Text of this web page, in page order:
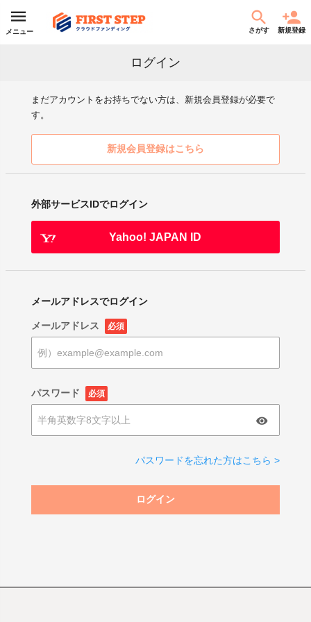
メニュー さがす 新規登録
ログイン
まだアカウントをお持ちでない方は、新規会員登録が必要で
す。
新規会員登録はこちら
外部サービスIDでログイン
Yahoo! JAPAN ID
メールアドレスでログイン
メールアドレス 必須
パスワード 必須
パスワードを忘れた方はこちら >
ログイン